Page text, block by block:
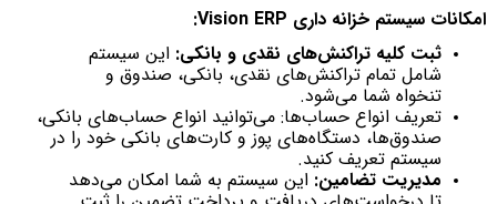
امکانات سیستم خزانه داری Vision ERP:
ثبت کلیه تراکنش‌های نقدی و بانکی: این سیستم
شامل تمام تراکنش‌های نقدی، بانکی، صندوق و
تنخواه شما می‌شود.
تعریف انواع حساب‌ها: می‌توانید انواع حساب‌های بانکی،
صندوق‌ها، دستگاه‌های پوز و کارت‌های بانکی خود را در
سیستم تعریف کنید.
مدیریت تضامین: این سیستم به شما امکان می‌دهد